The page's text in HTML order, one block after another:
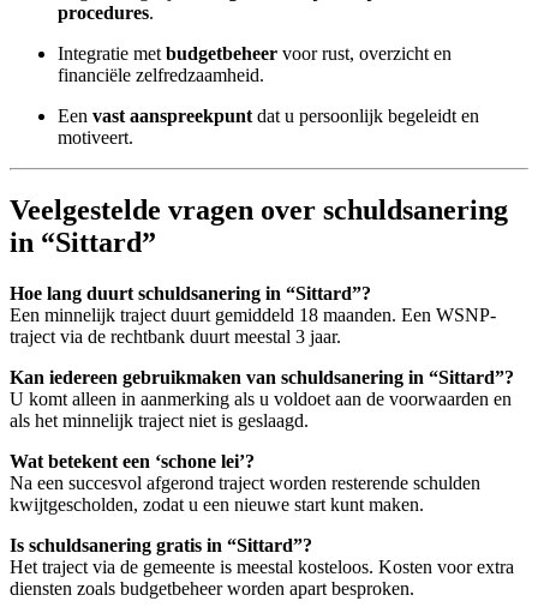
procedures.
Integratie met budgetbeheer voor rust, overzicht en
financiële zelfredzaamheid.
Een vast aanspreekpunt dat u persoonlijk begeleidt en
motiveert.
Veelgestelde vragen over schuldsanering
in “Sittard”
Hoe lang duurt schuldsanering in “Sittard”?
Een minnelijk traject duurt gemiddeld 18 maanden. Een WSNP-
traject via de rechtbank duurt meestal 3 jaar.
Kan iedereen gebruikmaken van schuldsanering in “Sittard”?
U komt alleen in aanmerking als u voldoet aan de voorwaarden en
als het minnelijk traject niet is geslaagd.
Wat betekent een ‘schone lei’?
Na een succesvol afgerond traject worden resterende schulden
kwijtgescholden, zodat u een nieuwe start kunt maken.
Is schuldsanering gratis in “Sittard”?
Het traject via de gemeente is meestal kosteloos. Kosten voor extra
diensten zoals budgetbeheer worden apart besproken.